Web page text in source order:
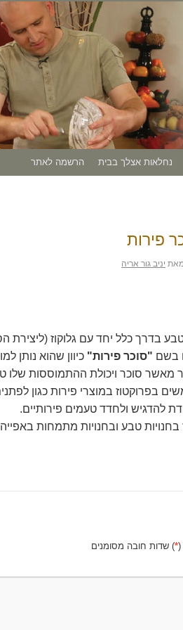
נחלאות אצלך בבית הרשמה לאתר
פירות
יניב גור אריה
בדרך כלל יחד עם גלוקוז (ליצירת
בשם "סוכר פירות" כיוון שהוא נותן
מאשר סוכר ויכולת ההתמוססות שלו
בפרוקטוז במוצרי פירות כגון
להדגיש ולחדד טעמים פירותיים.
בחנויות טבע ובחנויות מתמחות
(
*) שדות חובה מסומנים